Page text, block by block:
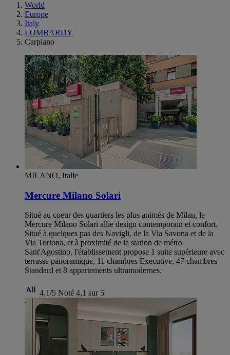
World
Europe
Italy
LOMBARDY
Carpiano
MILANO, Italie
Mercure Milano Solari
Situé au coeur des quartiers les plus animés de Milan, le
Mercure Milano Solari allie design contemporain et confort.
Situé à quelques pas des Navigli, de la Via Savona et de la
Via Tortona, et à proximité de la station de métro
Sant'Agostino, l'établissement propose 1 suite supérieure avec
terrasse panoramique, 11 chambres Executive, 47 chambres
Standard et 8 appartements ultramodernes.
4,1/5 Noté 4,1 sur 5